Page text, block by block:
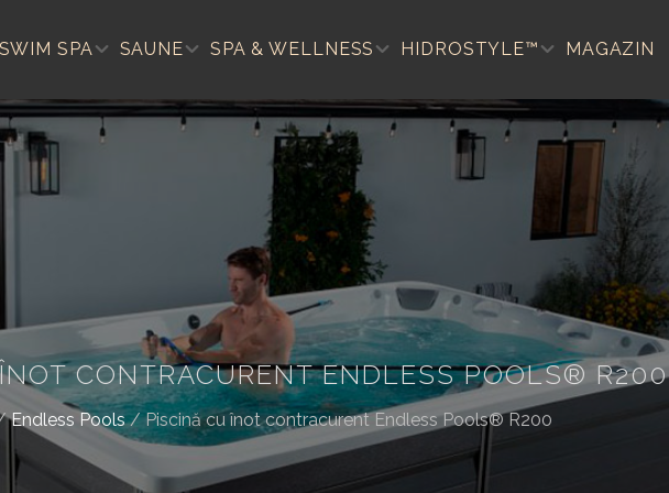
SWIM SPA SAUNE SPA & WELLNESS HIDROSTYLE™ MAGAZIN
CONTRACURENT ENDLESS POOLS® R200
Endless Pools/Piscină cu înot contracurent Endless Pools® R200